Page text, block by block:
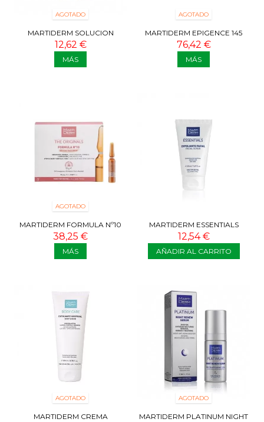
AGOTADO
MARTIDERM SOLUCION
MICELAR 3EN1 300 ML
12,62 €
MÁS
AGOTADO
MARTIDERM EPIGENCE 145
CREAM 50 ML
76,42 €
MÁS
AGOTADO
MARTIDERM FORMULA Nº10
HD COLOR TOUCH SPF30 30
AMPOLLAS
38,25 €
MÁS
MARTIDERM ESSENTIALS
EXFOLIANTE FACIAL 50 ML
12,54 €
AÑADIR AL CARRITO
AGOTADO
MARTIDERM CREMA
AGOTADO
MARTIDERM PLATINUM NIGHT